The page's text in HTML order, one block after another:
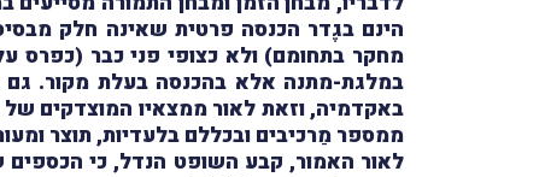
הינם בגֶדר הכנסה פרטית שאינה חלק
מחקר בתחומם) ולא כצופי פני כבר (כפרס
במלגת-מתנה אלא בהכנסה בעלת מקור.
באקדמיה, וזאת לאור ממצאיו המוצדקים
ממספר מַרכיבים ובכללם בלעדיות, תוצר
לאור האמור, קבע השופט הנדל, כי הכספים